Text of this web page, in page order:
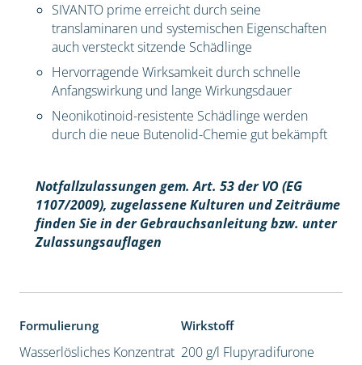
SIVANTO prime erreicht durch seine
translaminaren und systemischen Eigenschaften
auch versteckt sitzende Schädlinge
Hervorragende Wirksamkeit durch schnelle
Anfangswirkung und lange Wirkungsdauer
Neonikotinoid-resistente Schädlinge werden
durch die neue Butenolid-Chemie gut bekämpft
Notfallzulassungen gem. Art. 53 der VO (EG
1107/2009), zugelassene Kulturen und Zeiträume
finden Sie in der Gebrauchsanleitung bzw. unter
Zulassungsauflagen
Formulierung
Wasserlösliches Konzentrat
Wirkstoff
200 g/l Flupyradifurone